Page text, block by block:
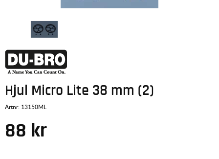
Hjul Micro Lite 38 mm (2)
Artnr: 13150ML
88 kr